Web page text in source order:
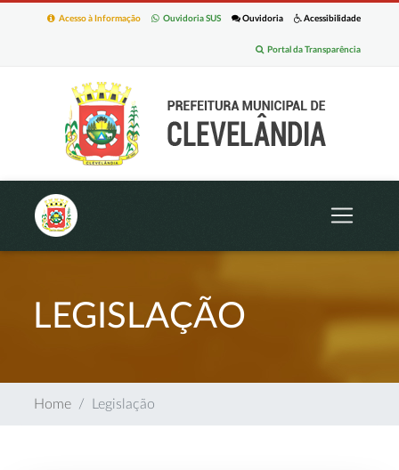
Acessibilidade
Ouvidoria
Ouvidoria SUS
Acesso à Informação
Portal da Transparência
LEGISLAÇÃO
Home Legislação